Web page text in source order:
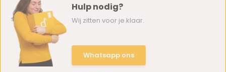
Hulp nodig?
Wij zitten voor je klaar.
Whatsapp ons